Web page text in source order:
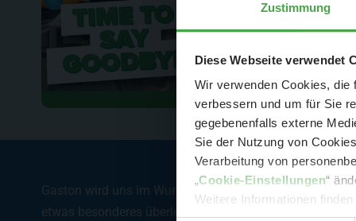
Zustimmung
Diese Webseite verwendet
Wir verwenden Cookies, die
verbessern und um für Sie
gegebenenfalls externe
Sie der Nutzung von
Verarbeitung von
„Cookie-Einstellungen“
Weitere Informationen
Gaston wird uns im Wunderland als herzensguter
etwas besonderes überlegt. Seine komplette
Der Spar-
-
-